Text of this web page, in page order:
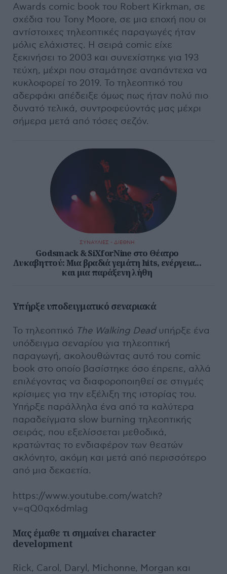
Awards comic book του Robert Kirkman, σε
σχέδια του Tony Moore, σε μια εποχή που οι
αντίστοιχες τηλεοπτικές παραγωγές ήταν
μόλις ελάχιστες. Η σειρά comic είχε
ξεκινήσει το 2003 και συνεχίστηκε για 193
τεύχη, μέχρι που σταμάτησε αναπάντεχα να
κυκλοφορεί το 2019. Το τηλεοπτικό του
αδερφάκι απέδειξε όμως πως ήταν πολύ πιο
δυνατό τελικά, συντροφεύοντάς μας μέχρι
σήμερα μετά από τόσες σεζόν.
ΣΥΝΑΥΛΙΕΣ - ΔΙΕΘΝΗ
Godsmack & SiXforNine στο Θέατρο
Λυκαβηττού: Μια βραδιά γεμάτη hits, ενέργεια...
και μια παράξενη λήθη
Υπήρξε υποδειγματικό σεναριακά
Το τηλεοπτικό The Walking Dead υπήρξε ένα
υπόδειγμα σεναρίου για τηλεοπτική
παραγωγή, ακολουθώντας αυτό του comic
book στο οποίο βασίστηκε όσο έπρεπε, αλλά
επιλέγοντας να διαφοροποιηθεί σε στιγμές
κρίσιμες για την εξέλιξη της ιστορίας του.
Υπήρξε παράλληλα ένα από τα καλύτερα
παραδείγματα slow burning τηλεοπτικής
σειράς, που εξελίσσεται μεθοδικά,
κρατώντας το ενδιαφέρον των θεατών
ακλόνητο, ακόμη και μετά από περισσότερο
από μια δεκαετία.
https://www.youtube.com/watch?
v=qQ0qx6dmIag
Μαςέμαθε τισημαίνειcharacter
development
Rick, Carol, Daryl, Michonne, Morgan και